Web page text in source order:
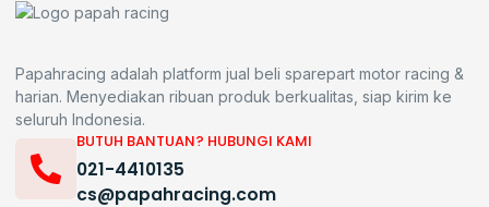
Papahracing adalah platform jual beli sparepart motor racing &
harian. Menyediakan ribuan produk berkualitas, siap kirim ke
seluruh Indonesia.
BUTUH BANTUAN? HUBUNGI KAMI
021-4410135
cs@papahracing.com